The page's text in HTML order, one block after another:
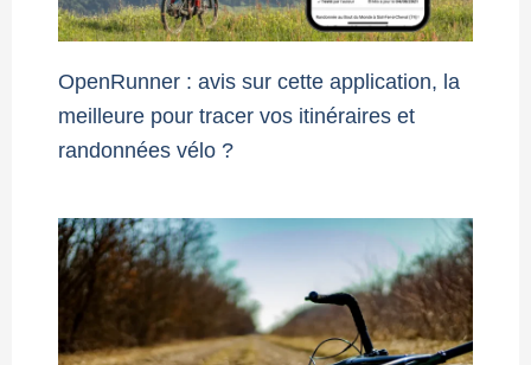
OpenRunner : avis sur cette application, la
meilleure pour tracer vos itinéraires et
randonnées vélo ?